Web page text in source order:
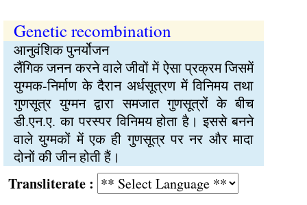
Genetic recombination
आनुवंशिक पुनर्योजन
लैंगिक जनन करने वाले जीवों में ऐसा प्रक्रम जिसमें
युग्मक-निर्माण के दैरान अर्धसूत्रण में विनिमय तथा
गुणसूत्र युग्मन द्वारा समजात गुणसूत्रों के बीच
डी.एन.ए. का परस्पर विनिमय होता है। इससे बनने
वाले युग्मकों में एक ही गुणसूत्र पर नर और मादा
दोनों की जीन होती हैं।
: